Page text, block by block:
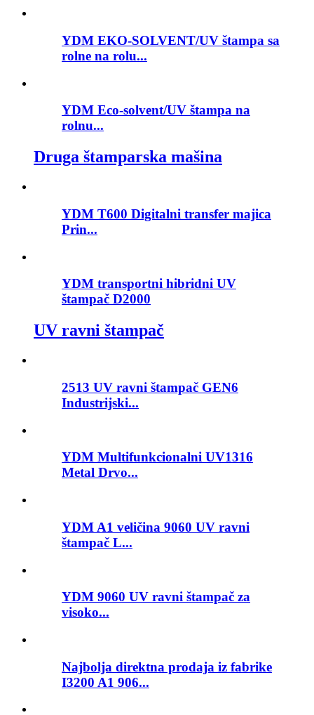
YDM EKO-SOLVENT/UV štampa sa
rolne na rolu...
YDM Eco-solvent/UV štampa na
rolnu...
Druga štamparska mašina
YDM T600 Digitalni transfer majica
Prin...
YDM transportni hibridni UV
štampač D2000
UV ravni štampač
2513 UV ravni štampač GEN6
Industrijski...
YDM Multifunkcionalni UV1316
Metal Drvo...
YDM A1 veličina 9060 UV ravni
štampač L...
YDM 9060 UV ravni štampač za
visoko...
Najbolja direktna prodaja iz fabrike
I3200 A1 906...